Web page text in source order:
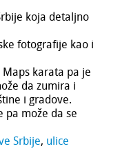
koja detaljno
fotografije kao i
karata pa je
da zumira i
i gradove.
pa može da se
Srbije, ulice